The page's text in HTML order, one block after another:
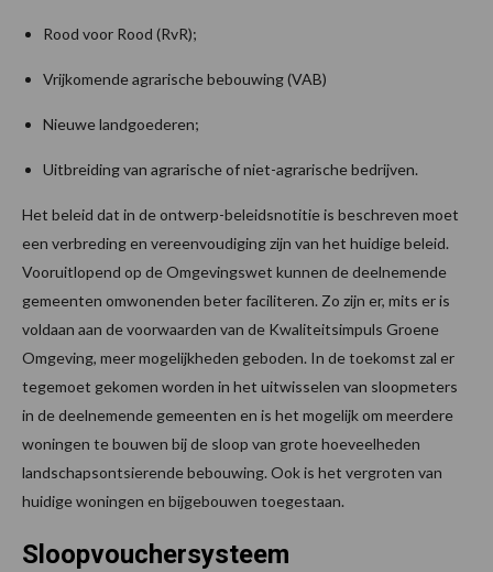
Rood voor Rood (RvR);
Vrijkomende agrarische bebouwing (VAB)
Nieuwe landgoederen;
Uitbreiding van agrarische of niet-agrarische bedrijven.
Het beleid dat in de ontwerp-beleidsnotitie is beschreven moet
een verbreding en vereenvoudiging zijn van het huidige beleid.
Vooruitlopend op de Omgevingswet kunnen de deelnemende
gemeenten omwonenden beter faciliteren. Zo zijn er, mits er is
voldaan aan de voorwaarden van de Kwaliteitsimpuls Groene
Omgeving, meer mogelijkheden geboden. In de toekomst zal er
tegemoet gekomen worden in het uitwisselen van sloopmeters
in de deelnemende gemeenten en is het mogelijk om meerdere
woningen te bouwen bij de sloop van grote hoeveelheden
landschapsontsierende bebouwing. Ook is het vergroten van
huidige woningen en bijgebouwen toegestaan.
Sloopvouchersysteem